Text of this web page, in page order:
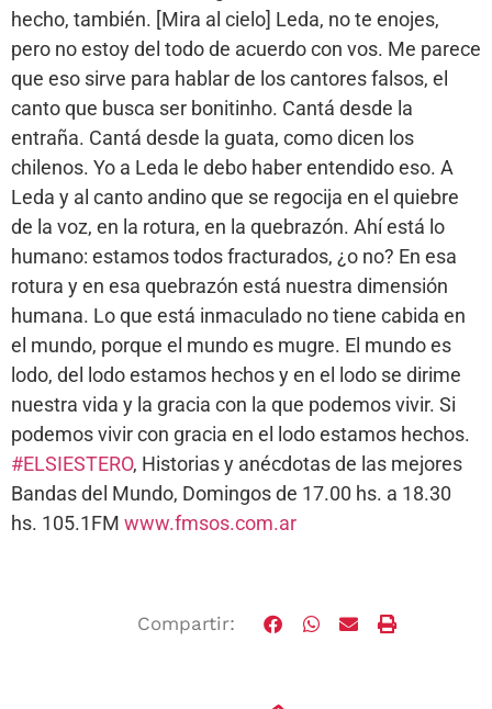
hecho, también. [Mira al cielo] Leda, no te enojes,
pero no estoy del todo de acuerdo con vos. Me parece
que eso sirve para hablar de los cantores falsos, el
canto que busca ser bonitinho. Cantá desde la
entraña. Cantá desde la guata, como dicen los
chilenos. Yo a Leda le debo haber entendido eso. A
Leda y al canto andino que se regocija en el quiebre
de la voz, en la rotura, en la quebrazón. Ahí está lo
humano: estamos todos fracturados, ¿o no? En esa
rotura y en esa quebrazón está nuestra dimensión
humana. Lo que está inmaculado no tiene cabida en
el mundo, porque el mundo es mugre. El mundo es
lodo, del lodo estamos hechos y en el lodo se dirime
nuestra vida y la gracia con la que podemos vivir. Si
podemos vivir con gracia en el lodo estamos hechos.
#ELSIESTERO, Historias y anécdotas de las mejores
Bandas del Mundo, Domingos de 17.00 hs. a 18.30
hs. 105.1FM www.fmsos.com.ar
Compartir: